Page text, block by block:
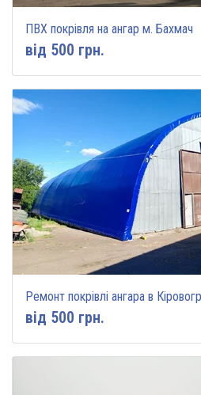
ПВХ покрівля на ангар м. Бахмач
вiд 500 грн.
Ремонт покрівлі ангара в
вiд 500 грн.